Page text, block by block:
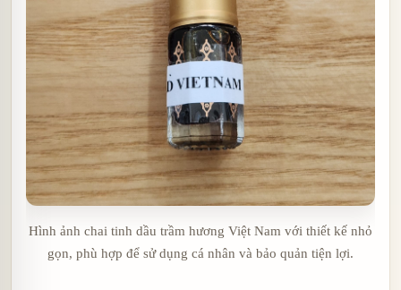
Hình ảnh chai tinh dầu trầm hương Việt Nam với thiết kế nhỏ
gọn, phù hợp để sử dụng cá nhân và bảo quản tiện lợi.